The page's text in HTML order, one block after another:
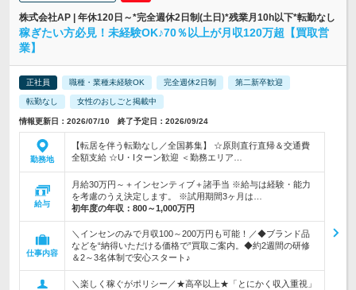
株式会社AP | 年休120日～*完全週休2日制(土日)*残業月10h以下*転勤なし
稼ぎたい方必見！未経験OK♪70％以上が月収120万超【買取営
業】
正社員 職種・業種未経験OK 完全週休2日制 第二新卒歓迎
転勤なし 女性のおしごと掲載中
情報更新日：2026/07/10 終了予定日：2026/09/24
勤務地
【転居を伴う転勤なし／全国募集】 ☆原則直行直帰＆交通費
全額支給 ☆U・Iターン歓迎 ＜勤務エリア…
給与
月給30万円～＋インセンティブ＋諸手当 ※給与は経験・能力
を考慮のうえ決定します。 ※試用期間3ヶ月は…
初年度の年収： 800～1,000万円
仕事内容
＼インセンのみで月収100～200万円も可能！／◆ブランド品
などを“納得いただける価格で”買取ご案内。◆約2週間の研修
＆2～3名体制で安心スタート♪
＼楽しく稼ぐがポリシー／★高卒以上★「とにかく収入重視」